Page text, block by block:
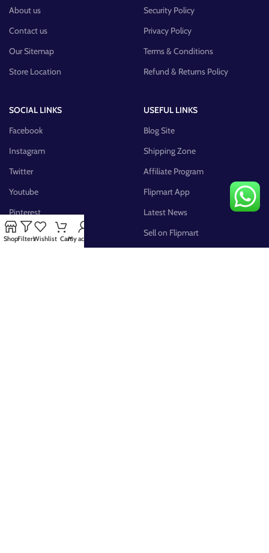
About us
Contact us
Our Sitemap
Store Location
Security Policy
Privacy Policy
Terms & Conditions
Refund & Returns Policy
SOCIAL LINKS
Facebook
Instagram
Twitter
Youtube
Pinterest
FB Group
USEFUL LINKS
Blog Site
Shipping Zone
Affiliate Program
Flipmart App
Latest News
Sell on Flipmart
ShopFiltersWishlist CartMy account